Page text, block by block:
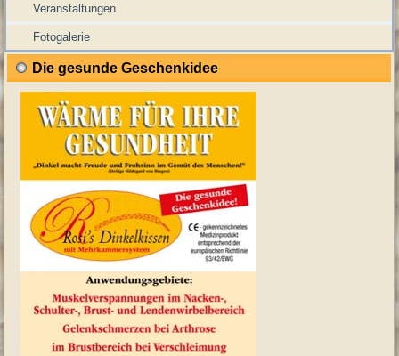
Veranstaltungen
Fotogalerie
Die gesunde Geschenkidee